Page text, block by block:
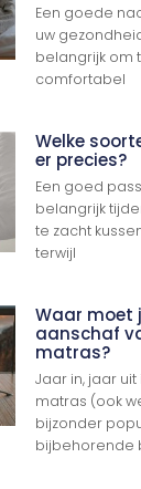
Een goede
uw
belangrijk om
comfortabel
Welke
er precies?
Een goed
belangrijk
te zacht
terwijl
Waar moet
aanschaf
matras?
Jaar in, jaar
matras (ook
bijzonder
bijbehorende